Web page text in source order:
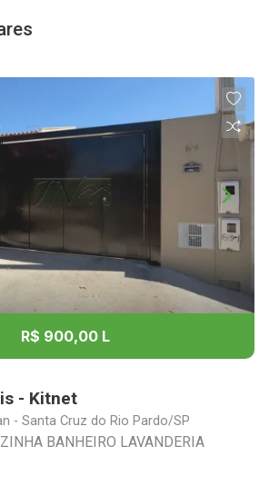
R$ 900,00 L
- Kitnet
- Santa Cruz do Rio Pardo/SP